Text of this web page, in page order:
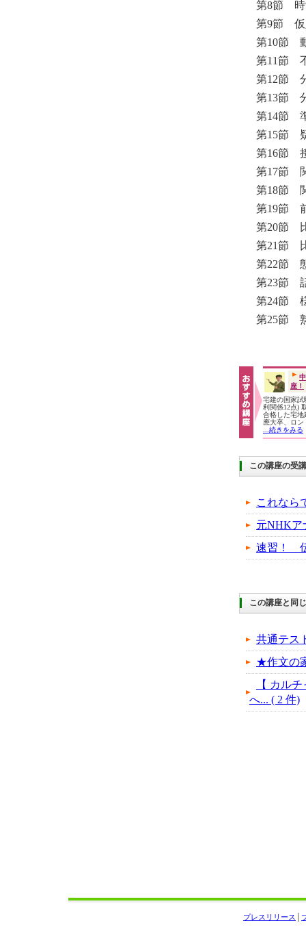
第8節
第9節 仮
第10節
第11節
第12節
第13節
第14節
第15節
第16節
第17節
第18節
第19節
第20節
第21節
第22節
第23節
第24節
第25節
座！
宅建の国家試
利関係12点)
合格した宅地
應大卒、ロ
...続きをみる
この講座の受
これなら
元NHK
速習！
この講座と同
共通テス
★作文の
【 カル
へ... ( 2 件)
プレスリリース